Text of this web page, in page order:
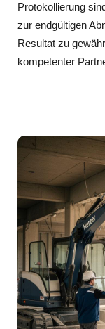
Protokollierung
zur endgültigen
Resultat zu
kompetenter